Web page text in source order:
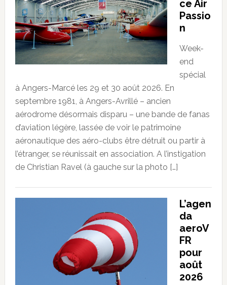
ce Air
Passio
n
Week-
end
spécial
à Angers-Marcé les 29 et 30 août 2026. En
septembre 1981, à Angers-Avrillé – ancien
aérodrome désormais disparu – une bande de fanas
d’aviation légère, lassée de voir le patrimoine
aéronautique des aéro-clubs être détruit ou partir à
l’étranger, se réunissait en association. A l’instigation
de Christian Ravel (à gauche sur la photo […]
L’agen
da
aeroV
FR
pour
août
2026